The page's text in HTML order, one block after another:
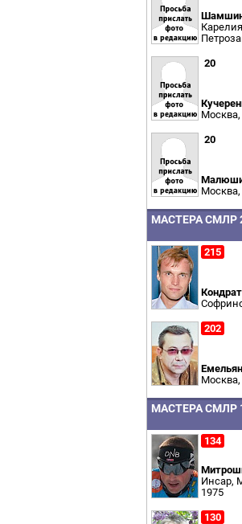
20
Москва,
20
Москва,
МАСТЕРА СМЛР
215
202
Москва,
МАСТЕРА СМЛР
134
Инсар,
1975
130